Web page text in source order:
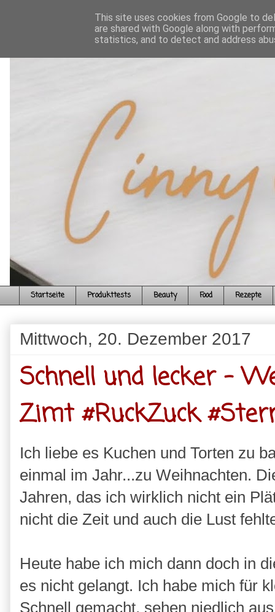
Startseite Produkttests Beauty Food Rezepte
Mittwoch, 20. Dezember 2017
Schnell und lecker -
Zimt #RuckZuck
Ich liebe es Kuchen und Torten zu
einmal im Jahr...zu Weihnachten.
Jahren, das ich wirklich nicht ein
nicht die Zeit und auch die Lust
Heute habe ich mich dann doch in
es nicht gelangt. Ich habe mich für
Schnell gemacht, sehen niedlich
This site uses cookies from Google to
are shared with Google along with
statistics, and to detect and address